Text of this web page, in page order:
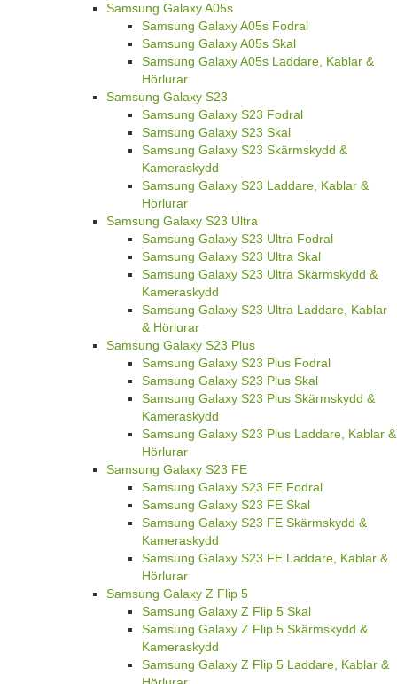
Samsung Galaxy A05s
Samsung Galaxy A05s Fodral
Samsung Galaxy A05s Skal
Samsung Galaxy A05s Laddare, Kablar &
Hörlurar
Samsung Galaxy S23
Samsung Galaxy S23 Fodral
Samsung Galaxy S23 Skal
Samsung Galaxy S23 Skärmskydd &
Kameraskydd
Samsung Galaxy S23 Laddare, Kablar &
Hörlurar
Samsung Galaxy S23 Ultra
Samsung Galaxy S23 Ultra Fodral
Samsung Galaxy S23 Ultra Skal
Samsung Galaxy S23 Ultra Skärmskydd &
Kameraskydd
Samsung Galaxy S23 Ultra Laddare, Kablar
& Hörlurar
Samsung Galaxy S23 Plus
Samsung Galaxy S23 Plus Fodral
Samsung Galaxy S23 Plus Skal
Samsung Galaxy S23 Plus Skärmskydd &
Kameraskydd
Samsung Galaxy S23 Plus Laddare, Kablar &
Hörlurar
Samsung Galaxy S23 FE
Samsung Galaxy S23 FE Fodral
Samsung Galaxy S23 FE Skal
Samsung Galaxy S23 FE Skärmskydd &
Kameraskydd
Samsung Galaxy S23 FE Laddare, Kablar &
Hörlurar
Samsung Galaxy Z Flip 5
Samsung Galaxy Z Flip 5 Skal
Samsung Galaxy Z Flip 5 Skärmskydd &
Kameraskydd
Samsung Galaxy Z Flip 5 Laddare, Kablar &